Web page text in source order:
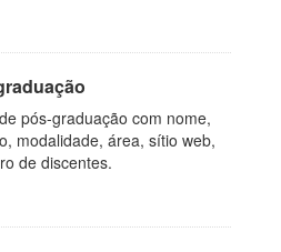
pós-graduação com nome,
modalidade, área, sítio web,
de discentes.